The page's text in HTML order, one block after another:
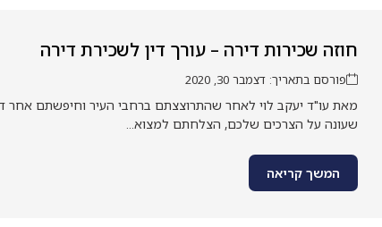
חוזה שכירות דירה – עורך דין לשכירת דירה
פורסם בתאריך: דצמבר 30, 2020
מאת עו"ד יעקב לוי לאחר שהתרוצצתם ברחבי העיר וחיפשתם אחר
שעונה על הצרכים שלכם, הצלחתם למצוא...
המשך קריאה